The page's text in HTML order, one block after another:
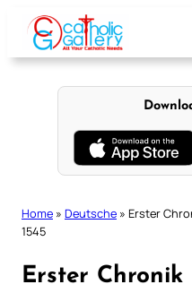
content
Home » Deutsche » Erster
1545
Erster Chronik